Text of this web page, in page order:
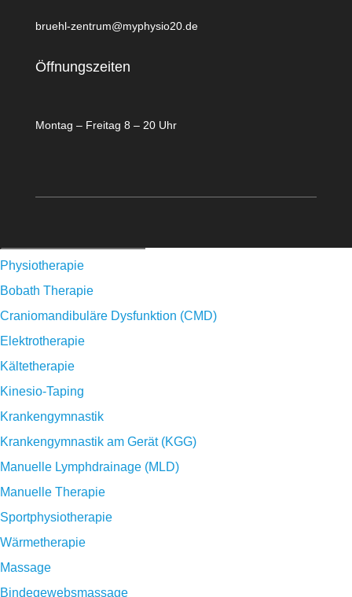
bruehl-zentrum@myphysio20.de
Öffnungszeiten
Montag – Freitag 8 – 20 Uhr
Physiotherapie
Bobath Therapie
Craniomandibuläre Dysfunktion (CMD)
Elektrotherapie
Kältetherapie
Kinesio-Taping
Krankengymnastik
Krankengymnastik am Gerät (KGG)
Manuelle Lymphdrainage (MLD)
Manuelle Therapie
Sportphysiotherapie
Wärmetherapie
Massage
Bindegewebsmassage